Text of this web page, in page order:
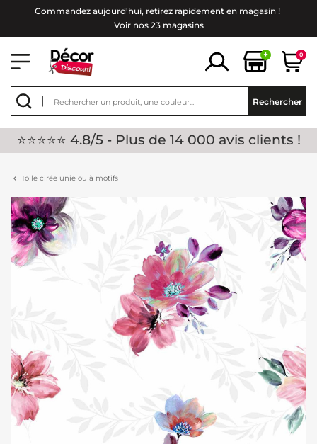
Commandez aujourd'hui, retirez rapidement en magasin !
Voir nos 23 magasins
+ 0
Rechercher
⭐⭐⭐⭐⭐ 4.8/5 - Plus de 14 000 avis clients !
Toile cirée unie ou à motifs